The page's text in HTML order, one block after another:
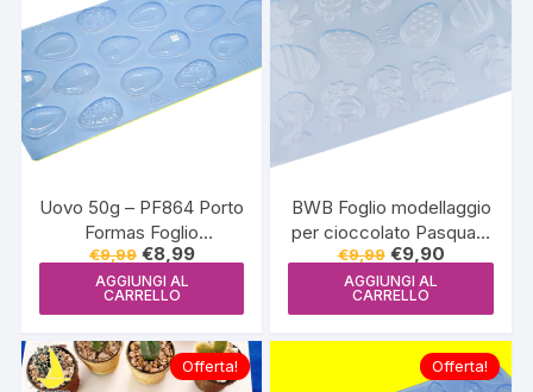
Uovo 50g – PF864 Porto
Formas Foglio
modellaggio per
cioccolato
€9,99 Il
prezzo
originale
era:
€8,99Il
prezzo
AGGIUNGI AL
CARRELLO
BWB Foglio modellaggio
per cioccolato Pasqua –
10341
€9,99 Il
prezzo
originale
era:
€9,90Il
prezzo
AGGIUNGI AL
CARRELLO
Offerta! Offerta!